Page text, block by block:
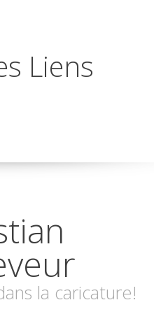
Liens
la caricature!